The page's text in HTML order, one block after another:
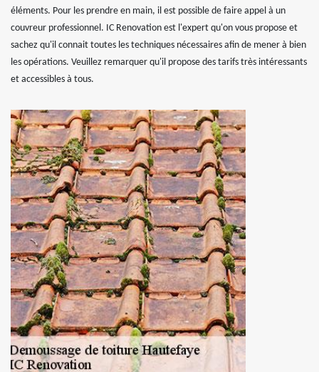
éléments. Pour les prendre en main, il est possible de faire appel à un
couvreur professionnel. IC Renovation est l'expert qu'on vous propose et
sachez qu'il connait toutes les techniques nécessaires afin de mener à bien
les opérations. Veuillez remarquer qu'il propose des tarifs très intéressants
et accessibles à tous.